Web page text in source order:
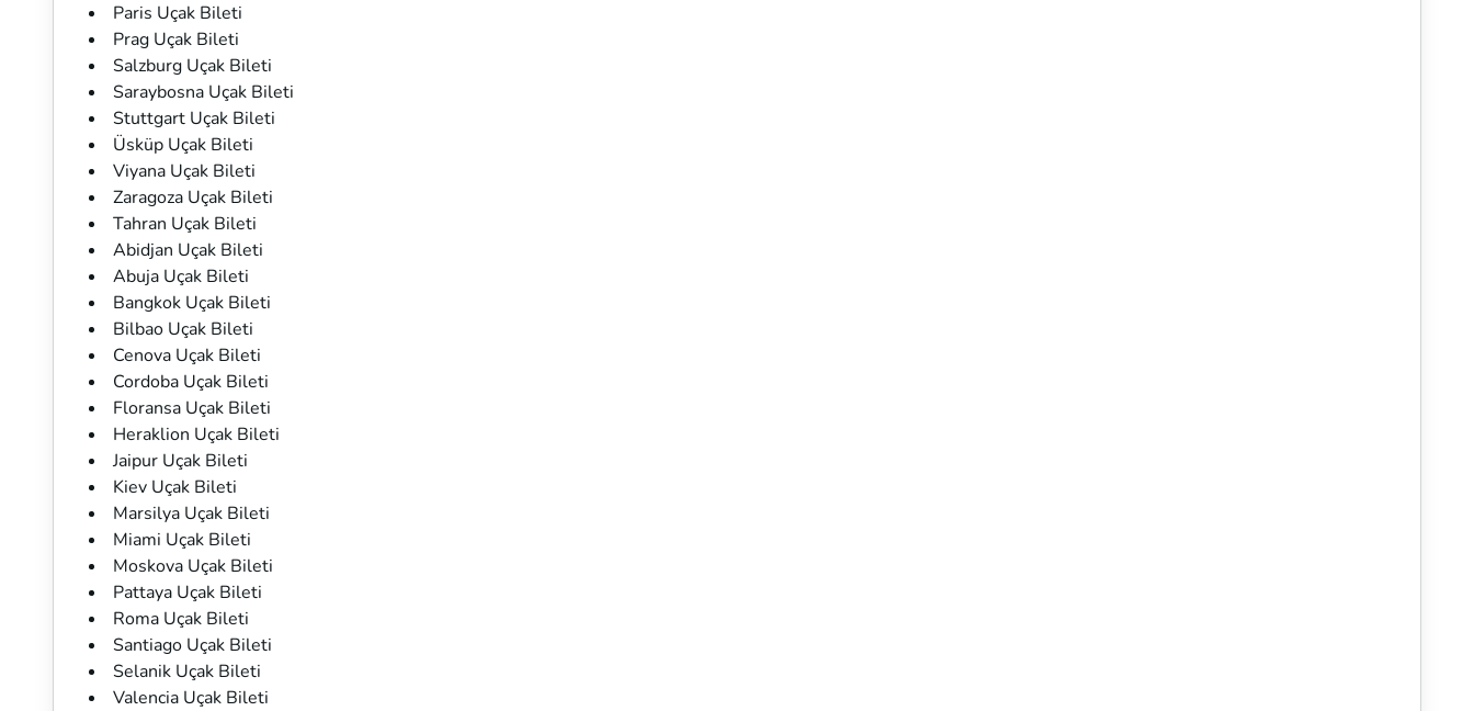
Paris Uçak Bileti
Prag Uçak Bileti
Salzburg Uçak Bileti
Saraybosna Uçak Bileti
Stuttgart Uçak Bileti
Üsküp Uçak Bileti
Viyana Uçak Bileti
Zaragoza Uçak Bileti
Tahran Uçak Bileti
Abidjan Uçak Bileti
Abuja Uçak Bileti
Bangkok Uçak Bileti
Bilbao Uçak Bileti
Cenova Uçak Bileti
Cordoba Uçak Bileti
Floransa Uçak Bileti
Heraklion Uçak Bileti
Jaipur Uçak Bileti
Kiev Uçak Bileti
Marsilya Uçak Bileti
Miami Uçak Bileti
Moskova Uçak Bileti
Pattaya Uçak Bileti
Roma Uçak Bileti
Santiago Uçak Bileti
Selanik Uçak Bileti
Valencia Uçak Bileti